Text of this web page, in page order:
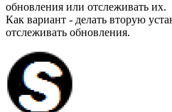
обновления или отслеживать их.
Как вариант - делать вторую
отслеживать обновления.